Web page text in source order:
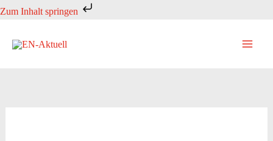
Zum Inhalt springen
Zum
springen